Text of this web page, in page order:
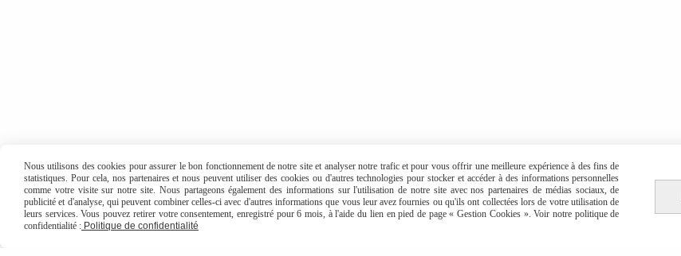
Nous utilisons des cookies pour assurer le bon fonctionnement de notre site et analyser notre trafic et pour vous offrir une meilleure expérience à des fins de
statistiques. Pour cela, nos partenaires et nous peuvent utiliser des cookies ou d'autres technologies pour stocker et accéder à des informations personnelles
comme votre visite sur notre site. Nous partageons également des informations sur l'utilisation de notre site avec nos partenaires de médias sociaux, de
publicité et d'analyse, qui peuvent combiner celles-ci avec d'autres informations que vous leur avez fournies ou qu'ils ont collectées lors de votre utilisation de
leurs services. Vous pouvez retirer votre consentement, enregistré pour 6 mois, à l'aide du lien en pied de page « Gestion Cookies ». Voir notre politique de
confidentialité : Politique de confidentialité